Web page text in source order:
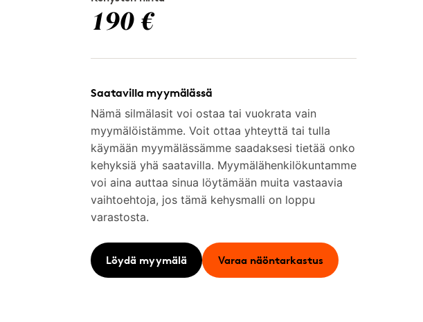
190 €
Saatavilla myymälässä
Nämä silmälasit voi ostaa tai vuokrata vain
myymälöistämme. Voit ottaa yhteyttä tai tulla
käymään myymälässämme saadaksesi tietää onko
kehyksiä yhä saatavilla. Myymälähenkilökuntamme
voi aina auttaa sinua löytämään muita vastaavia
vaihtoehtoja, jos tämä kehysmalli on loppu
varastosta.
Löydä myymälä Varaa näöntarkastus